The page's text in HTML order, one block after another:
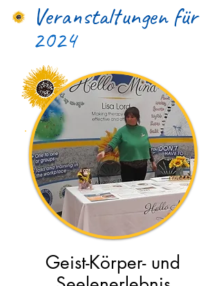
Veranstaltungen für
2024
Geist-Körper- und